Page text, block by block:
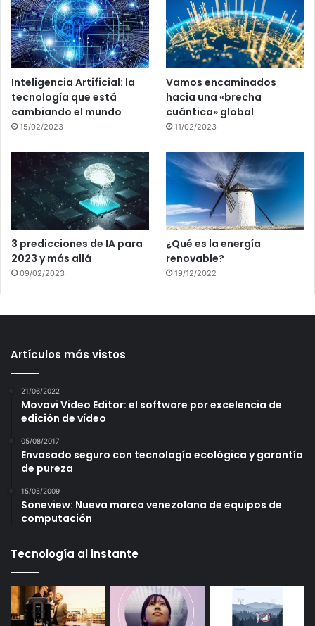
Inteligencia Artificial: la
tecnología que está
cambiando el mundo
15/02/2023
Vamos encaminados
hacia una «brecha
cuántica» global
11/02/2023
3 predicciones de IA para
2023 y más allá
09/02/2023
¿Qué es la energía
renovable?
19/12/2022
Artículos más vistos
21/06/2022
Movavi Video Editor: el software por excelencia de
edición de vídeo
05/08/2017
Envasado seguro con tecnología ecológica y garantía
de pureza
15/05/2009
Soneview: Nueva marca venezolana de equipos de
computación
Tecnología al instante